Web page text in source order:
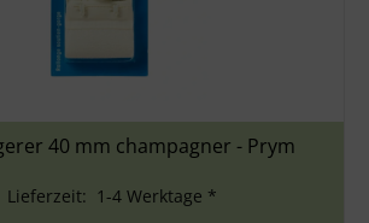
40 mm champagner - Prym
Lieferzeit: 1-4 Werktage *